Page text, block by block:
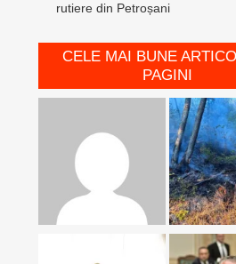
rutiere din Petroșani
CELE MAI BUNE
PAGINI